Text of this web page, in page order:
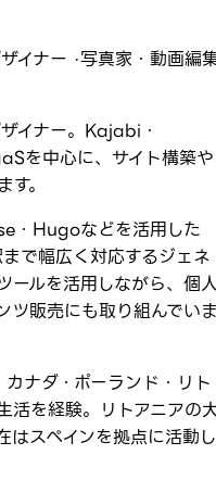
イナー ·写真家・動画編
イナー。Kajabi・
を中心に、サイト構築や
。
Hugoなどを活用した
で幅広く対応するジェネ
ールを活用しながら、個
ツ販売にも取り組んでい
ナダ・ポーランド・リト
活を経験。リトアニアの
はスペインを拠点に活動し